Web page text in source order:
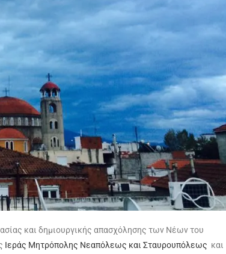
και δημιουργικής απασχόλησης των Νέων του
Ιεράς Μητρόπολης Νεαπόλεως και Σταυρουπόλεως και